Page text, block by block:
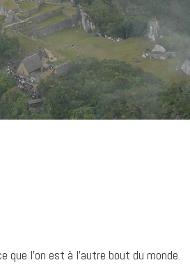
l’on est à l’autre bout du monde.